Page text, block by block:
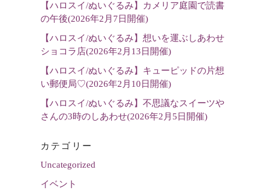
【ハロスイ/ぬいぐるみ】カメリア庭園で読書
の午後(2026年2月7日開催)
【ハロスイ/ぬいぐるみ】想いを運ぶしあわせ
ショコラ店(2026年2月13日開催)
【ハロスイ/ぬいぐるみ】キューピッドの片想
い郵便局♡(2026年2月10日開催)
【ハロスイ/ぬいぐるみ】不思議なスイーツや
さんの3時のしあわせ(2026年2月5日開催)
カテゴリー
Uncategorized
イベント